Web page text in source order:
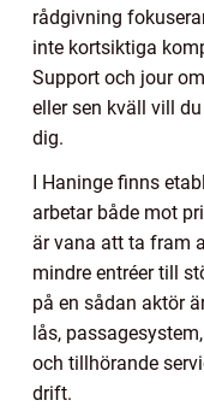
rådgivning
inte kortsiktiga
Support och jour
eller sen kväll vill
dig.
I Haninge finns
arbetar både mot
är vana att ta fram
mindre entréer till
på en sådan aktör
lås,
och tillhörande
drift.